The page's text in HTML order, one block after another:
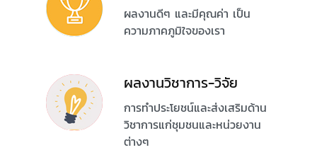
ผลงานดีๆ และมีคุณค่า เป็น
ความภาคภูมิใจของเรา
ผลงานวิชาการ-วิจัย
การทำประโยชน์และส่งเสริมด้าน
วิชาการแก่ชุมชนและหน่วยงาน
ต่างๆ